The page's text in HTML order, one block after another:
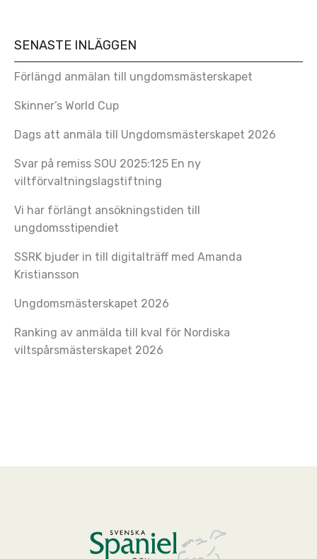
SENASTE INLÄGGEN
Förlängd anmälan till ungdomsmästerskapet
Skinner’s World Cup
Dags att anmäla till Ungdomsmästerskapet 2026
Svar på remiss SOU 2025:125 En ny
viltförvaltningslagstiftning
Vi har förlängt ansökningstiden till
ungdomsstipendiet
SSRK bjuder in till digitalträff med Amanda
Kristiansson
Ungdomsmästerskapet 2026
Ranking av anmälda till kval för Nordiska
viltspårsmästerskapet 2026